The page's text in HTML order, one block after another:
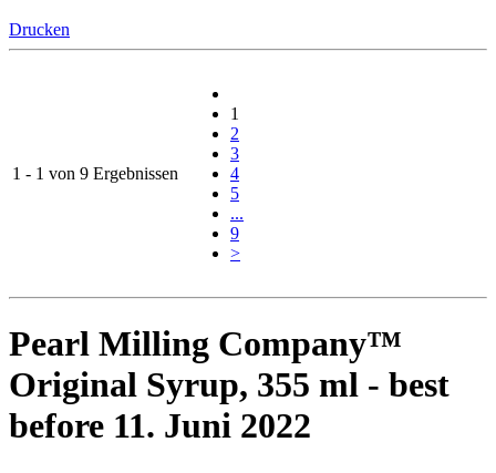
Drucken
1 - 1 von 9 Ergebnissen
1
2
3
4
5
...
9
>
Pearl Milling Company™
Original Syrup, 355 ml - best
before 11. Juni 2022